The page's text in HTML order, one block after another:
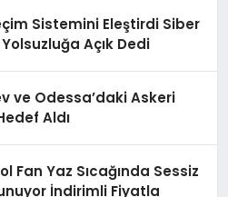
Sistemini Eleştirdi Siber
Yolsuzluğa Açık Dedi
ve Odessa’daki Askeri
Aldı
Fan Yaz Sıcağında Sessiz
İndirimli Fiyatla